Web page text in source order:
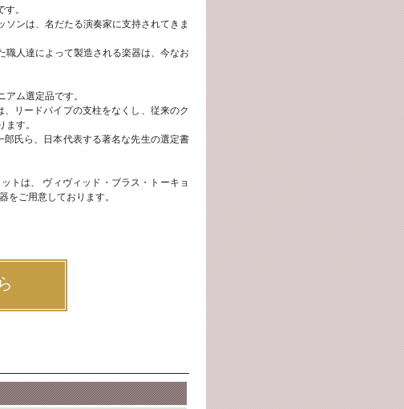
。
ンは、名だたる演奏家に支持されてきま
人達によって製造される楽器は、今なお
ム選定品です。
リードパイプの支柱をなくし、従来のク
す。
氏ら、日本代表する著名な先生の選定書
トは、 ヴィヴィッド・ブラス・トーキョ
をご用意しております。